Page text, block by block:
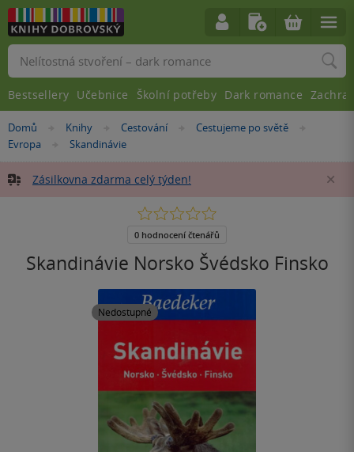
Nacházíte
se
Domů »
Knihy »Cestování »
Cestujeme po světě
Evropa »
Skandinávie
Zásilkovna zdarma celý týden!
Skandinávie Norsko Švédsko Finsko
Nedostupné
0.0
5
0 hodnocení čtenářů
Vyhledávání
Bestsellery Učebnice Školní potřeby Dark romance